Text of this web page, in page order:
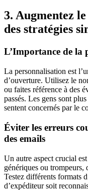
3. Augmentez
des stratégies
L’Importance de la
La personnalisation est
d’ouverture. Utilisez le
ou faites référence à des
passés. Les gens sont
sentent concernés par le
Éviter les erreurs
des emails
Un autre aspect crucial
génériques ou trompeurs,
Testez différents formats
d’expéditeur soit